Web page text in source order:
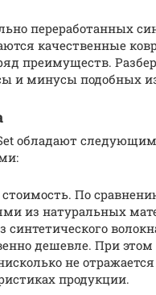
переработанных
качественные
преимуществ.
и минусы подобных
обладают
По
из натуральных
синтетического
дешевле. При
не
продукции.